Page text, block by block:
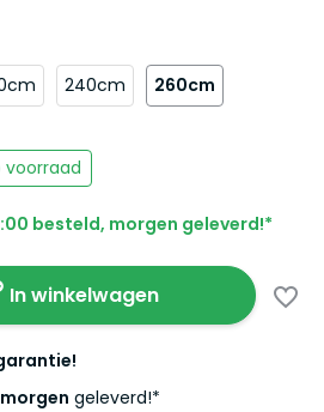
240cm 260cm
voorraad
besteld, morgen geleverd!*
In winkelwagen
morgen geleverd!*